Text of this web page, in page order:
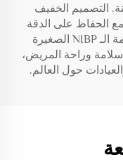
التصميم الخفيف
الحفاظ على الدقة
المطلوبة لمراقبة فعالة. باختياركم للكمامة الـ NIBP الصغيرة
وراحة المريض،
حول العالم.